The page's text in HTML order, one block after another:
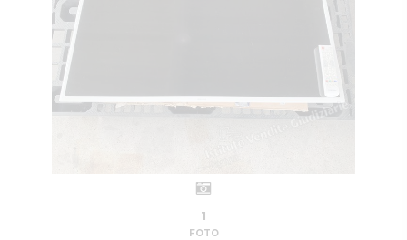
1
FOTO